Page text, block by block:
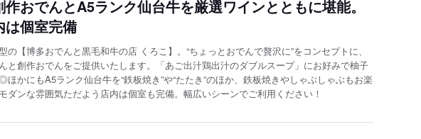
おでんとA5ランク仙台牛を厳選ワインとともに堪能。
は個室完備
の【博多おでんと黒毛和牛の店 くろこ】。“ちょっとおでんで贅沢に”をコンセプトに、
と創作おでんをご提供いたします。「あご出汁鶏出汁のダブルスープ」にお好みで柚子
かにもA5ランク仙台牛を“鉄板焼き”や“たたき”のほか、鉄板焼きやしゃぶしゃぶもお楽
ダンな雰囲気ただよう店内は個室も完備。幅広いシーンでご利用ください ！